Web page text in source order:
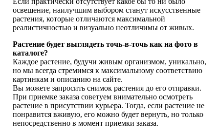
освещение, наилучшим выбором станут искусственные
растения, которые отличаются максимальной
реалистичностью и визуально неотличимы от живых.
Растение будет выглядеть точь-в-точь как на фото в
каталоге?
Каждое растение, будучи живым организмом, уникально,
но мы всегда стремимся к максимальному соответствию
картинкам и описанию на сайте.
Вы можете запросить снимок растения до его отправки.
При приемке заказа советуем внимательно осмотреть
растение в присутствии курьера. Тогда, если растение не
понравится вживую, его можно будет вернуть, но только
непосредственно в момент приемки заказа.